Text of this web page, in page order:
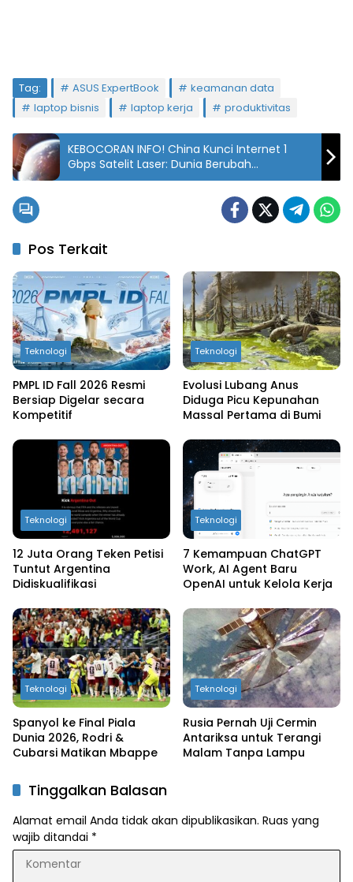
Tag: ASUS ExpertBook
keamanan data
laptop bisnis
laptop kerja produktivitas
KEBOCORAN INFO! China Kunci Internet 1
Gbps Satelit Laser: Dunia Berubah
Selamanya?
Pos Terkait
Teknologi
PMPL ID Fall 2026 Resmi
Bersiap Digelar secara
Kompetitif
Teknologi
Evolusi Lubang Anus
Diduga Picu Kepunahan
Massal Pertama di Bumi
Teknologi
12 Juta Orang Teken Petisi
Tuntut Argentina
Didiskualifikasi
Teknologi
7 Kemampuan ChatGPT
Work, AI Agent Baru
OpenAI untuk Kelola Kerja
Teknologi
Spanyol ke Final Piala
Dunia 2026, Rodri &
Cubarsi Matikan Mbappe
Teknologi
Rusia Pernah Uji Cermin
Antariksa untuk Terangi
Malam Tanpa Lampu
Tinggalkan Balasan
Alamat email Anda tidak akan dipublikasikan. Ruas yang
wajib ditandai *